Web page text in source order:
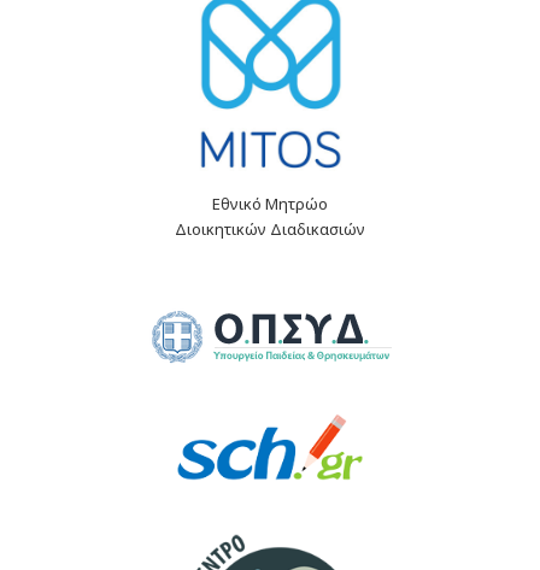
Εθνικό Μητρώο
Διοικητικών Διαδικασιών